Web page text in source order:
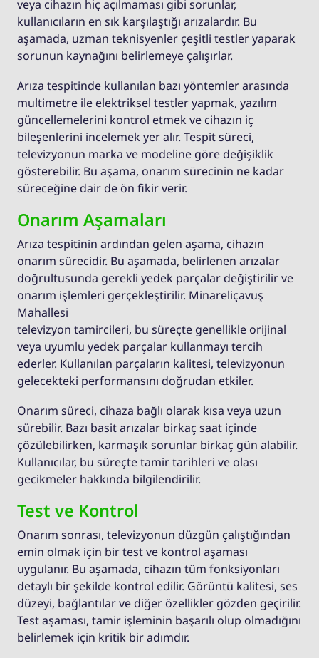
veya cihazın hiç açılmaması gibi sorunlar,
kullanıcıların en sık karşılaştığı arızalardır. Bu
aşamada, uzman teknisyenler çeşitli testler yaparak
sorunun kaynağını belirlemeye çalışırlar.
Arıza tespitinde kullanılan bazı yöntemler arasında
multimetre ile elektriksel testler yapmak, yazılım
güncellemelerini kontrol etmek ve cihazın iç
bileşenlerini incelemek yer alır. Tespit süreci,
televizyonun marka ve modeline göre değişiklik
gösterebilir. Bu aşama, onarım sürecinin ne kadar
süreceğine dair de ön fikir verir.
Onarım Aşamaları
Arıza tespitinin ardından gelen aşama, cihazın
onarım sürecidir. Bu aşamada, belirlenen arızalar
doğrultusunda gerekli yedek parçalar değiştirilir ve
onarım işlemleri gerçekleştirilir. Minareliçavuş
Mahallesi
televizyon tamircileri, bu süreçte genellikle orijinal
veya uyumlu yedek parçalar kullanmayı tercih
ederler. Kullanılan parçaların kalitesi, televizyonun
gelecekteki performansını doğrudan etkiler.
Onarım süreci, cihaza bağlı olarak kısa veya uzun
sürebilir. Bazı basit arızalar birkaç saat içinde
çözülebilirken, karmaşık sorunlar birkaç gün alabilir.
Kullanıcılar, bu süreçte tamir tarihleri ve olası
gecikmeler hakkında bilgilendirilir.
Test ve Kontrol
Onarım sonrası, televizyonun düzgün çalıştığından
emin olmak için bir test ve kontrol aşaması
uygulanır. Bu aşamada, cihazın tüm fonksiyonları
detaylı bir şekilde kontrol edilir. Görüntü kalitesi, ses
düzeyi, bağlantılar ve diğer özellikler gözden geçirilir.
Test aşaması, tamir işleminin başarılı olup olmadığını
belirlemek için kritik bir adımdır.